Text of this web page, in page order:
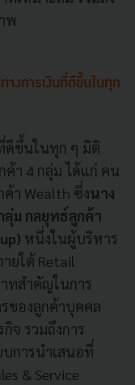
พ
งการเงินที่ดีขึ้นในทุก
ดีขึ้นในทุก ๆ มิติ
ค้า 4 กลุ่ม ได้แก่ คน
า Wealth ซึ่งนาง
ม กลยุทธ์ลูกค้า
หนึ่งในผู้บริหาร
ยใต้ Retail
ทสำคัญในการ
ของลูกค้าบุคคล
จ รวมถึงการ
การนำเสนอที่
& Service